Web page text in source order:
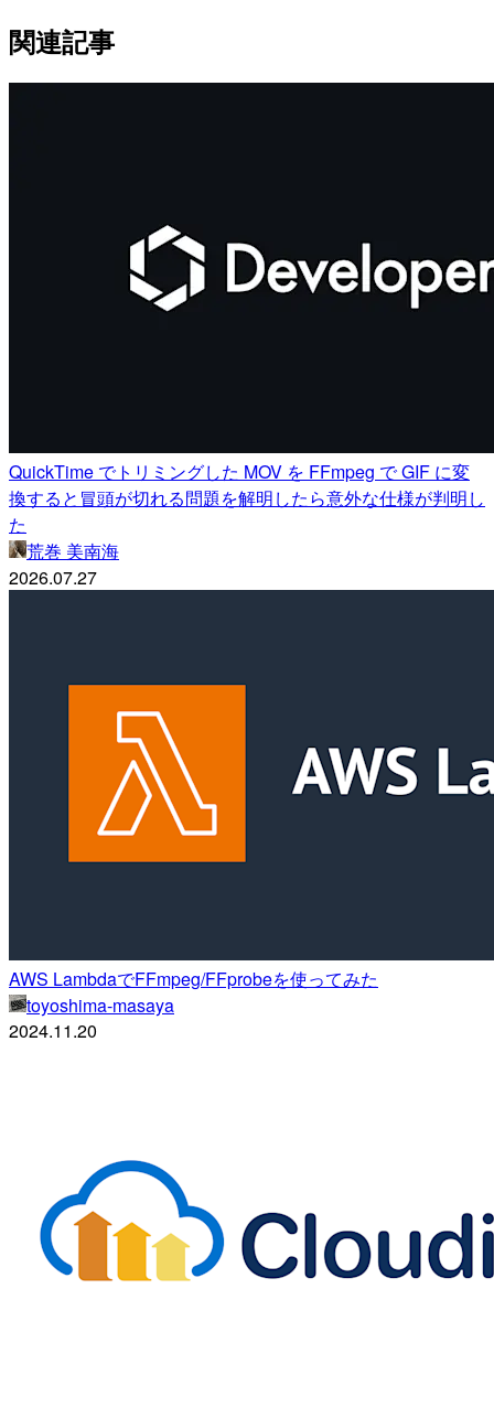
関連記事
QuickTime でトリミングした MOV を FFmpeg で GIF に変
換すると冒頭が切れる問題を解明したら意外な仕様が判明し
た
荒巻 美南海
2026.07.27
AWS LambdaでFFmpeg/FFprobeを使ってみた
toyoshima-masaya
2024.11.20